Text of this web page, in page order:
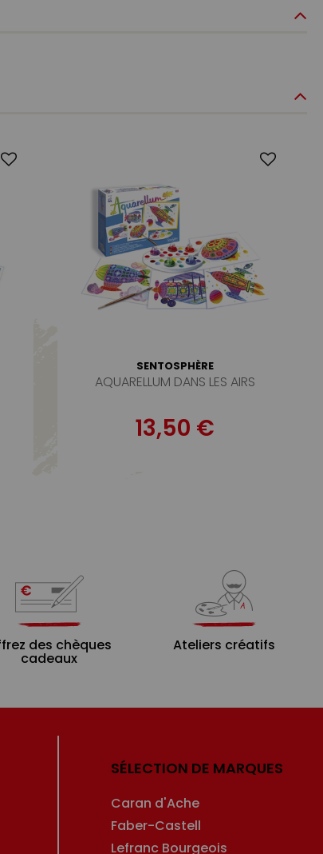
SENTOSPHÈRE
AQUARELLUM DANS LES AIRS
13,50 €
des chèques
cadeaux
Ateliers créatifs
SÉLECTION DE MARQUES
Caran d'Ache
Faber-Castell
Lefranc Bourgeois